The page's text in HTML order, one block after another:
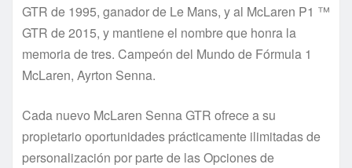
GTR de 1995, ganador de Le Mans, y al McLaren P1 ™
GTR de 2015, y mantiene el nombre que honra la
memoria de tres. Campeón del Mundo de Fórmula 1
McLaren, Ayrton Senna.
Cada nuevo McLaren Senna GTR ofrece a su
propietario oportunidades prácticamente ilimitadas de
personalización por parte de las Opciones de